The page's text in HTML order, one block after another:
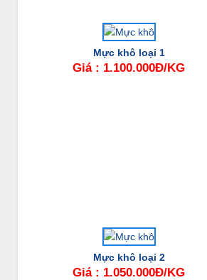
Mực khô loại 1
Giá : 1.100.000Đ/KG
Mực khô loại 2
Giá : 1.050.000Đ/KG